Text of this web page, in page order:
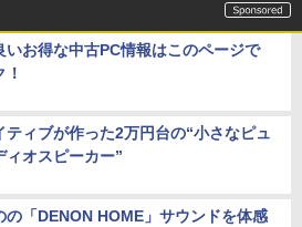
いお得な中古PC情報はこのページで
ティブが作った2万円台の“小さなピュ
ィオスピーカー”
の「DENON HOME」サウンドを体感